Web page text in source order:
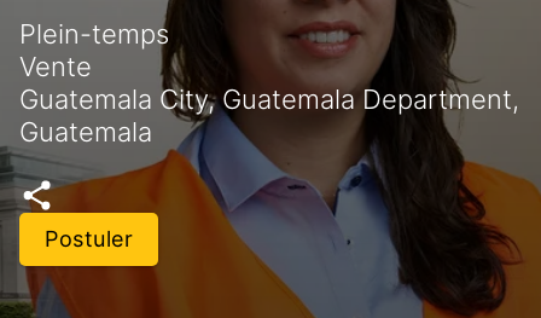
Plein-temps
Vente
Guatemala City, Guatemala Department,
Guatemala
Postuler